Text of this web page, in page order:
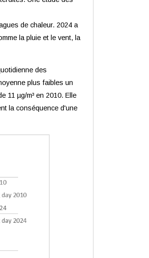
de chaleur. 2024 a
la pluie et le vent, la
des
plus faibles un
11 µg/m³ en 2010. Elle
la conséquence d'une